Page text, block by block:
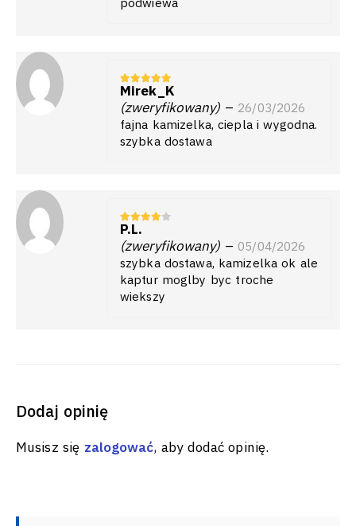
5z 5
Mirek_K
(zweryfikowany) – 26/03/2026
fajna kamizelka, ciepla i wygodna.
szybka dostawa
4z 5
P.L.
(zweryfikowany) – 05/04/2026
szybka dostawa, kamizelka ok ale
kaptur moglby byc troche
wiekszy
Dodaj opinię
Musisz się zalogować, aby dodać opinię.